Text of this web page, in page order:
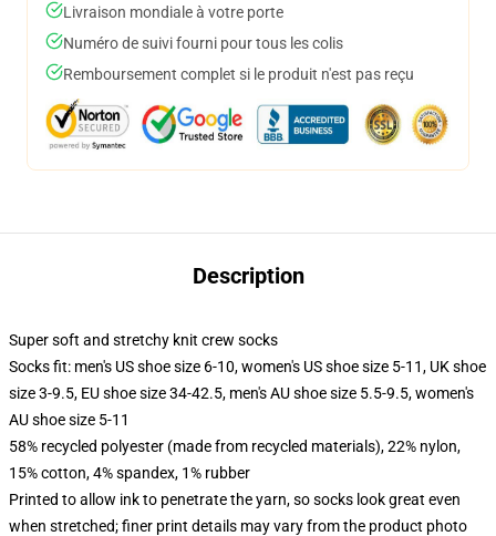
Livraison mondiale à votre porte
Numéro de suivi fourni pour tous les colis
Remboursement complet si le produit n'est pas reçu
Description
Super soft and stretchy knit crew socks
Socks fit: men's US shoe size 6-10, women's US shoe size 5-11, UK shoe
size 3-9.5, EU shoe size 34-42.5, men's AU shoe size 5.5-9.5, women's
AU shoe size 5-11
58% recycled polyester (made from recycled materials), 22% nylon,
15% cotton, 4% spandex, 1% rubber
Printed to allow ink to penetrate the yarn, so socks look great even
when stretched; finer print details may vary from the product photo